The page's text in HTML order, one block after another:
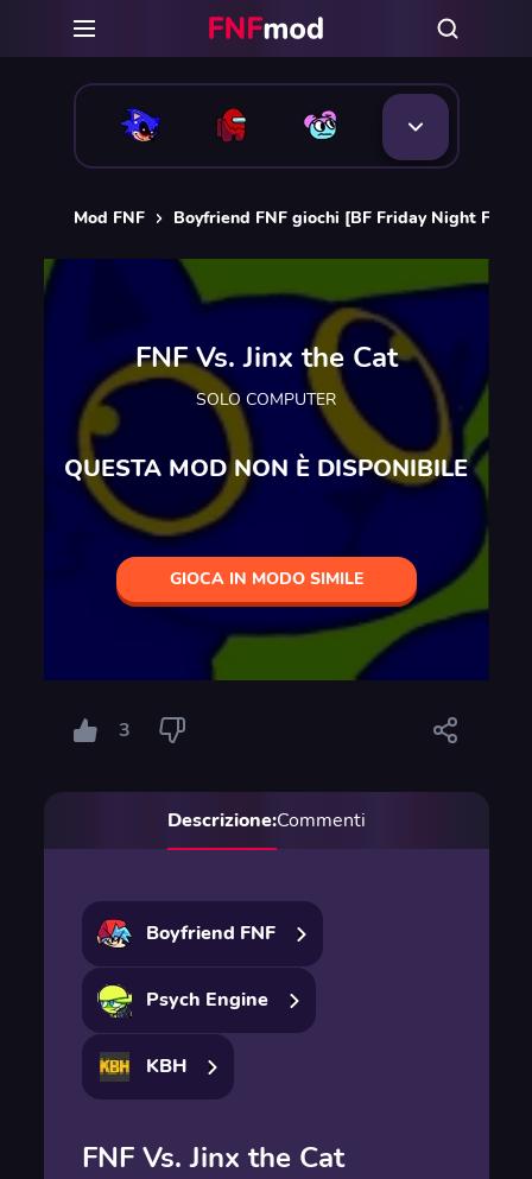
Mod FNF Boyfriend FNF giochi [BF Friday Night
FNF Vs. Jinx the Cat
SOLO COMPUTER
QUESTA MOD NON È DISPONIBILE
GIOCA IN MODO SIMILE
3
Descrizione:Commenti
Boyfriend FNF
Psych Engine
KBH
FNF Vs. Jinx the Cat